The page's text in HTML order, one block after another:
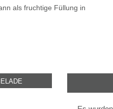
als fruchtige Füllung in